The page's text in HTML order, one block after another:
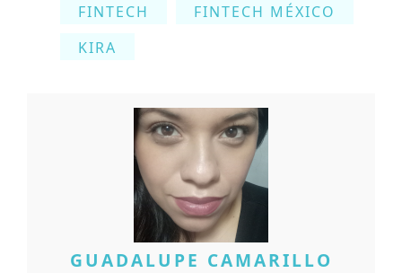
FINTECH
FINTECH MÉXICO
KIRA
GUADALUPE CAMARILLO